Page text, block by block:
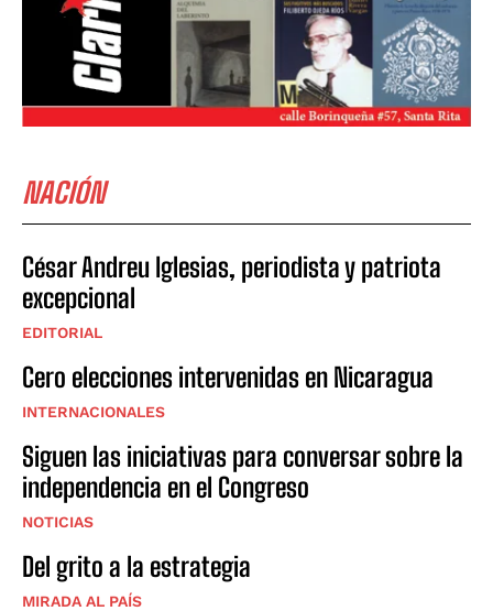
NACIÓN
César Andreu Iglesias, periodista y patriota
excepcional
EDITORIAL
Cero elecciones intervenidas en Nicaragua
INTERNACIONALES
Siguen las iniciativas para conversar sobre la
independencia en el Congreso
NOTICIAS
Del grito a la estrategia
MIRADA AL PAÍS